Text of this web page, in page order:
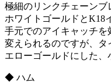
極細のリンクチェーン
ホワイトゴールドとK18
手元でのアイキャッチ
変えられるのですが、タ
エローゴールドにした、
◆ ハム